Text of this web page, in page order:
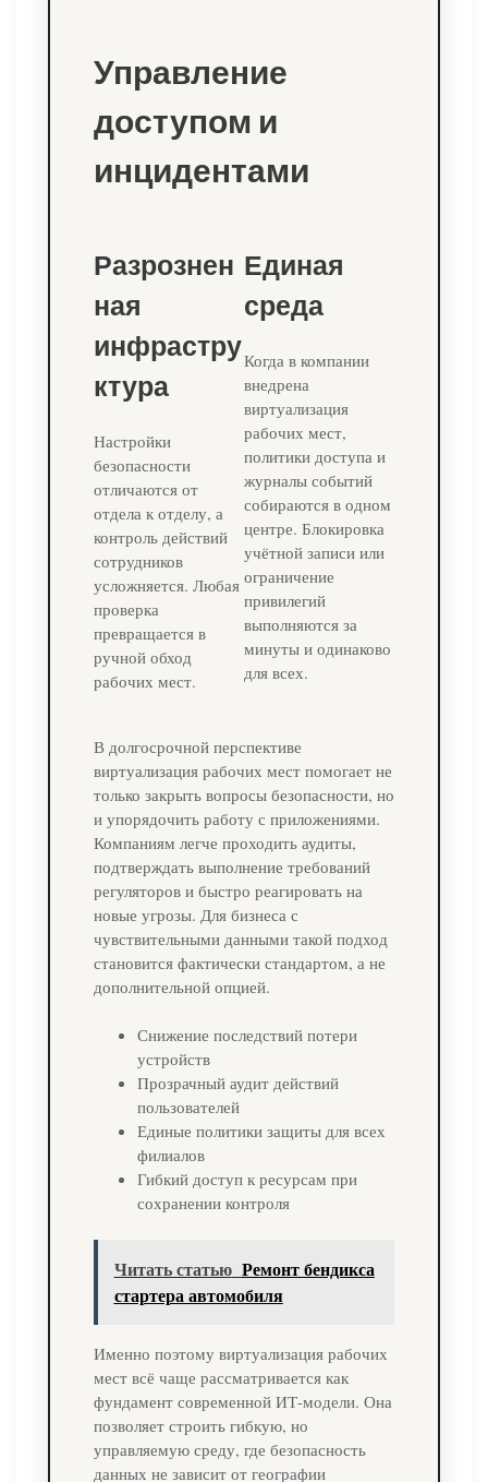
Управление
доступом и
инцидентами
Разрознен
ная
инфрастру
ктура
Настройки
безопасности
отличаются от
отдела к отделу, а
контроль действий
сотрудников
усложняется. Любая
проверка
превращается в
ручной обход
рабочих мест.
Единая
среда
Когда в компании
внедрена
виртуализация
рабочих мест,
политики доступа и
журналы событий
собираются в одном
центре. Блокировка
учётной записи или
ограничение
привилегий
выполняются за
минуты и одинаково
для всех.
В долгосрочной перспективе
виртуализация рабочих мест помогает не
только закрыть вопросы безопасности, но
и упорядочить работу с приложениями.
Компаниям легче проходить аудиты,
подтверждать выполнение требований
регуляторов и быстро реагировать на
новые угрозы. Для бизнеса с
чувствительными данными такой подход
становится фактически стандартом, а не
дополнительной опцией.
Снижение последствий потери
устройств
Прозрачный аудит действий
пользователей
Единые политики защиты для всех
филиалов
Гибкий доступ к ресурсам при
сохранении контроля
Читать статью Ремонт бендикса
стартера автомобиля
Именно поэтому виртуализация рабочих
мест всё чаще рассматривается как
фундамент современной ИТ-модели. Она
позволяет строить гибкую, но
управляемую среду, где безопасность
данных не зависит от географии